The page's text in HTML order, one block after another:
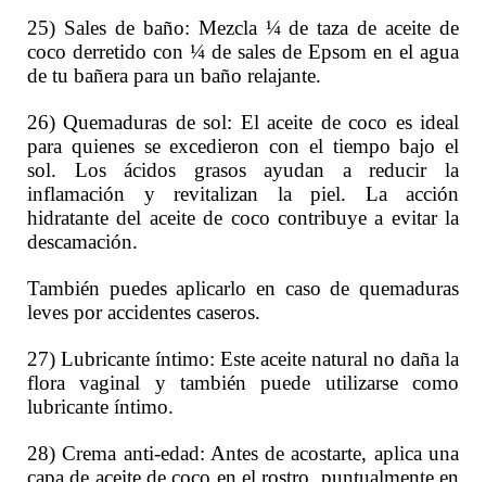
25) Sales de baño: Mezcla ¼ de taza de aceite de
coco derretido con ¼ de sales de Epsom en el agua
de tu bañera para un baño relajante.
26) Quemaduras de sol: El aceite de coco es ideal
para quienes se excedieron con el tiempo bajo el
sol. Los ácidos grasos ayudan a reducir la
inflamación y revitalizan la piel. La acción
hidratante del aceite de coco contribuye a evitar la
descamación.
También puedes aplicarlo en caso de quemaduras
leves por accidentes caseros.
27) Lubricante íntimo: Este aceite natural no daña la
flora vaginal y también puede utilizarse como
lubricante íntimo.
28) Crema anti-edad: Antes de acostarte, aplica una
capa de aceite de coco en el rostro, puntualmente en